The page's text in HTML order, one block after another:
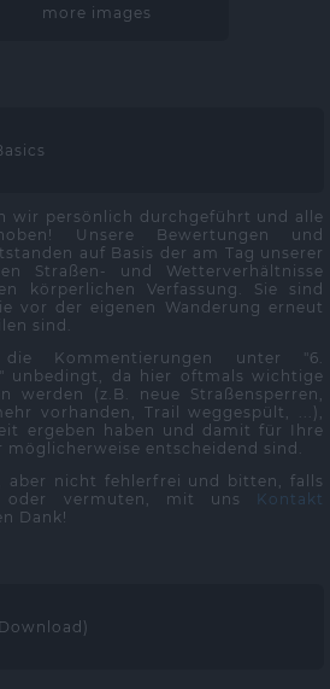
more images
wir persönlich durchgeführt und alle
Unsere Bewertungen und
auf Basis der am Tag unserer
Straßen- und Wetterverhältnisse
körperlichen Verfassung. Sie sind
vor der eigenen Wanderung erneut
sind.
Kommentierungen unter "6.
unbedingt, da hier oftmals wichtige
werden (z.B. neue Straßensperren,
vorhanden, Trail weggespült, ...),
ergeben haben und damit für Ihre
entscheidend sind.
aber nicht fehlerfrei und bitten, falls
oder vermuten, mit uns
Kontakt
Dank!